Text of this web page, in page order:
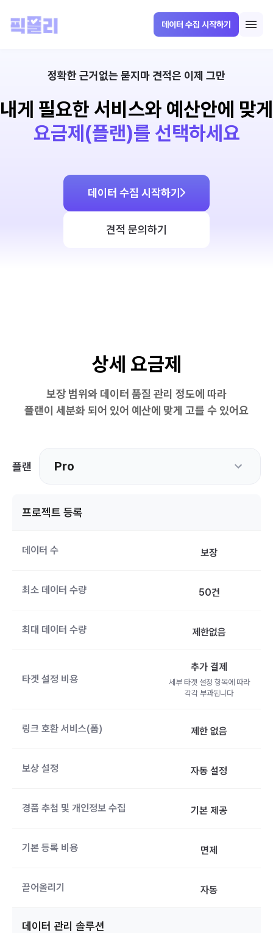
데이터 수집 시작하기
정확한 근거없는 묻지마 견적은 이제 그만
내게 필요한 서비스와 예산안에 맞게
요금제(플랜)를 선택하세요
데이터 수집 시작하기
견적 문의하기
상세 요금제
보장 범위와 데이터 품질 관리 정도에 따라
플랜이 세분화 되어 있어 예산에 맞게 고를 수 있어요
플랜 Pro
프로젝트 등록
데이터 수 보장
최소 데이터 수량 50건
최대 데이터 수량 제한없음
타겟 설정 비용
추가 결제
세부 타겟 설정 항목에 따라
각각 부과됩니다
링크 호환 서비스(폼) 제한 없음
보상 설정 자동 설정
경품 추첨 및 개인정보 수집 기본 제공
기본 등록 비용 면제
끌어올리기 자동
데이터 관리 솔루션